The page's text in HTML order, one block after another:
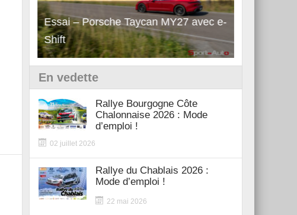
Essai – Porsche Taycan MY27 avec e-
Shift
En vedette
Rallye Bourgogne Côte
Chalonnaise 2026 : Mode
d’emploi !
02 juillet 2026
Rallye du Chablais 2026 :
Mode d’emploi !
22 mai 2026